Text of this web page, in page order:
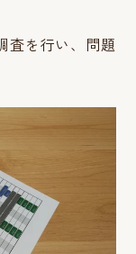
査を行い、問題